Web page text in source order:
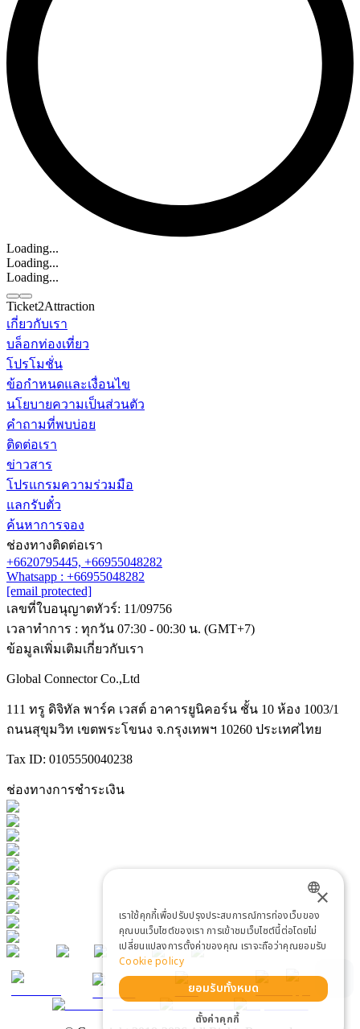
Loading...
Loading...
Loading...
ติดต่อเรา
Line
Ticket2Attraction
เกี่ยวกับเรา
บล็อกท่องเที่ยว
โปรโมชั่น
ข้อกำหนดและเงื่อนไข
นโยบายความเป็นส่วนตัว
คำถามที่พบบ่อย
ติดต่อเรา
ข่าวสาร
โปรแกรมความร่วมมือ
แลกรับตั๋ว
ค้นหาการจอง
ช่องทางติดต่อเรา
+6620795445, +66955048282
Whatsapp : +66955048282
[email protected]
เลขที่ใบอนุญาตทัวร์: 11/09756
เวลาทำการ : ทุกวัน 07:30 - 00:30 น. (GMT+7)
ข้อมูลเพิ่มเติมเกี่ยวกับเรา
Global Connector Co.,Ltd
111 ทรู ดิจิทัล พาร์ค เวสต์ อาคารยูนิคอร์น ชั้น 10 ห้อง 1003/1
ถนนสุขุมวิท เขตพระโขนง จ.กรุงเทพฯ 10260 ประเทศไทย
Tax ID: 0105550040238
ช่องทางการชำระเงิน
ENGLISH
THAI
×
เราใช้คุกกี้เพื่อปรับปรุงประสบการณ์การท่องเว็บของ
คุณบนเว็บไซต์ของเรา การเข้าชมเว็บไซต์นี้ต่อโดยไม่
เปลี่ยนแปลงการตั้งค่าของคุณ เราจะถือว่าคุณยอมรับ
Cookie policy
ยอมรับทั้งหมด
ตั้งค่าคุกกี้